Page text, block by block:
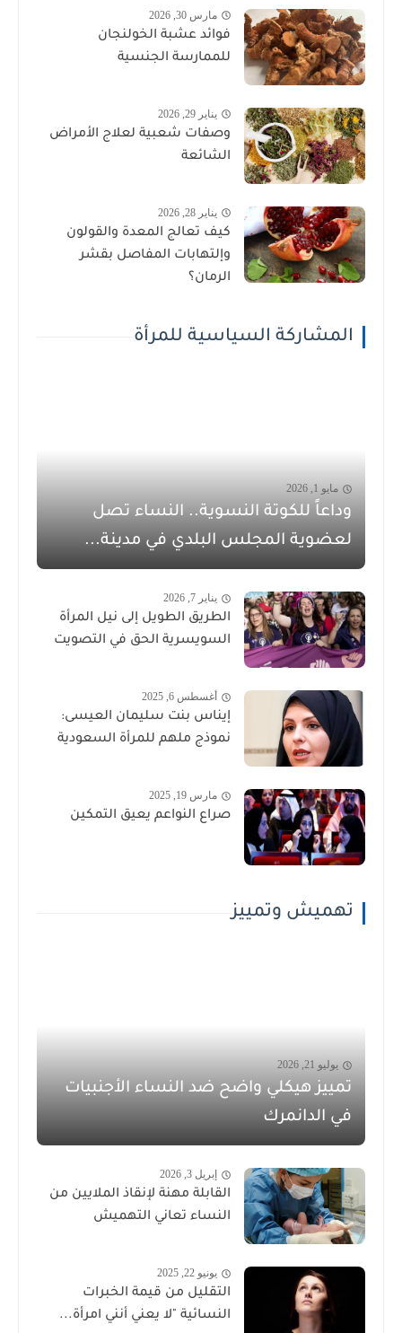
مارس 30, 2026
فوائد عشبة الخولنجان
للممارسة الجنسية
يناير 29, 2026
وصفات شعبية لعلاج الأمراض
الشائعة
يناير 28, 2026
كيف تعالج المعدة والقولون
وإلتهابات المفاصل بقشر
الرمان؟
المشاركة السياسية للمرأة
مايو 1, 2026
وداعاً للكوتة النسوية.. النساء تصل
لعضوية المجلس البلدي في مدينة...
يناير 7, 2026
الطريق الطويل إلى نيل المرأة
السويسرية الحق في التصويت
أغسطس 6, 2025
إيناس بنت سليمان العيسى:
نموذج ملهم للمرأة السعودية
مارس 19, 2025
صراع النواعم يعيق التمكين
تهميش وتمييز
يوليو 21, 2026
تمييز هيكلي واضح ضد النساء الأجنبيات
في الدانمرك
إبريل 3, 2026
القابلة مهنة لإنقاذ الملايين من
النساء تعاني التهميش
يونيو 22, 2025
التقليل من قيمة الخبرات
النسائية "لا يعني أنني امرأة...